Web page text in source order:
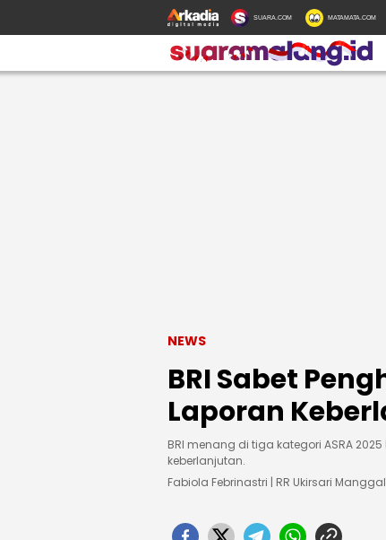
SUARA.COM MATAMATA.COM
NEWS
BRI Sabet
Laporan
BRI menang di tiga kategori ASRA
keberlanjutan.
Fabiola Febrinastri | RR Ukirsari